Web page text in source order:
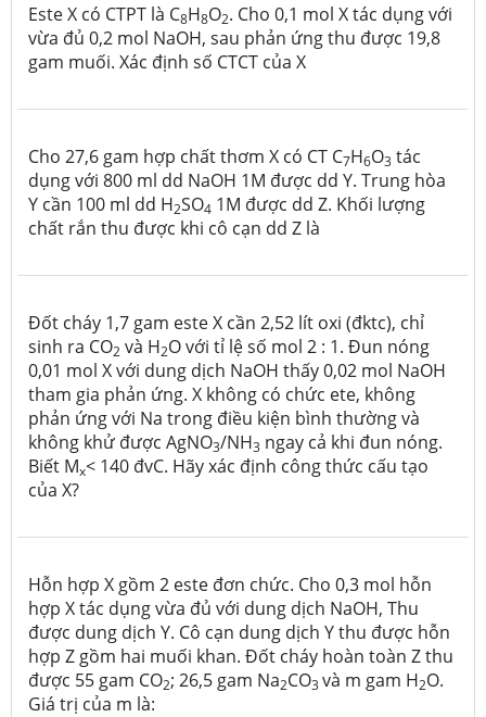
Este X có CTPT là C8H8O2. Cho 0,1 mol X tác dụng với
vừa đủ 0,2 mol NaOH, sau phản ứng thu được 19,8
gam muối. Xác định số CTCT của X
Cho 27,6 gam hợp chất thơm X có CT C7H6O3 tác
dụng với 800 ml dd NaOH 1M được dd Y. Trung hòa
Y cần 100 ml dd H2SO4 1M được dd Z. Khối lượng
chất rắn thu được khi cô cạn dd Z là
Đốt cháy 1,7 gam este X cần 2,52 lít oxi (đktc), chỉ
sinh ra CO2 và H2O với tỉ lệ số mol 2 : 1. Đun nóng
0,01 mol X với dung dịch NaOH thấy 0,02 mol NaOH
tham gia phản ứng. X không có chức ete, không
phản ứng với Na trong điều kiện bình thường và
không khử được AgNO3/NH3 ngay cả khi đun nóng.
Biết Mx< 140 đvC. Hãy xác định công thức cấu tạo
của X?
Hỗn hợp X gồm 2 este đơn chức. Cho 0,3 mol hỗn
hợp X tác dụng vừa đủ với dung dịch NaOH, Thu
được dung dịch Y. Cô cạn dung dịch Y thu được hỗn
hợp Z gồm hai muối khan. Đốt cháy hoàn toàn Z thu
được 55 gam CO2; 26,5 gam Na2CO3 và m gam H2O.
Giá trị của m là: